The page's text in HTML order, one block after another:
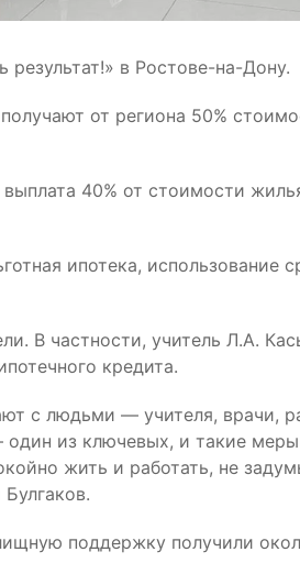
в Ростове-на-Дону.
от региона 50%
40% от стоимости
ипотека, использование
В частности, учитель Л.А.
кредита.
с людьми — учителя, врачи,
из ключевых, и такие
жить и работать, не
поддержку получили